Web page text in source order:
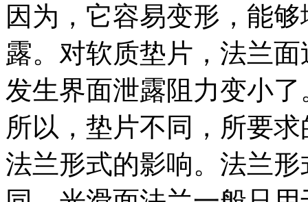
因为，它容易变形，能
露。对软质垫片，法兰
发生界面泄露阻力变小了
所以，垫片不同，所要
法兰形式的影响。法兰